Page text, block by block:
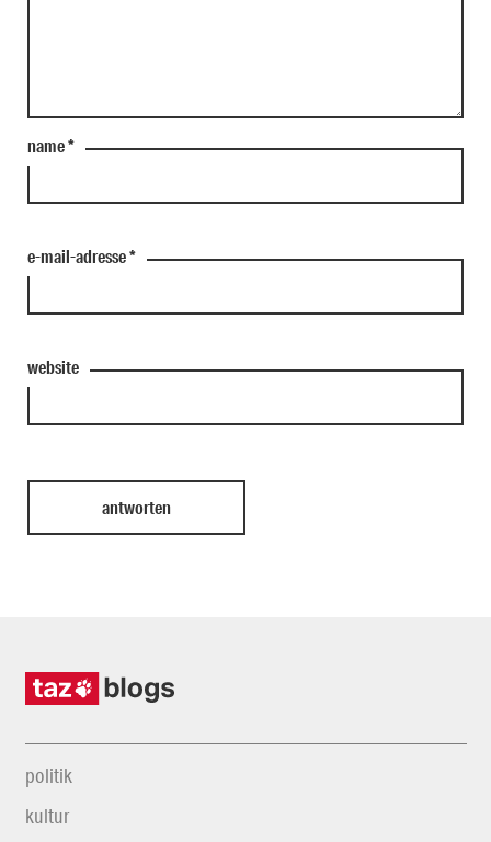
name*
e-mail-adresse*
website
politik
kultur